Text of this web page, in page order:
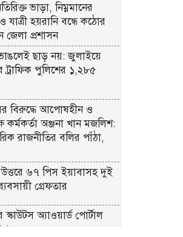
ভাড়া, নিম্নমানের
যাত্রী হয়রানি বন্ধে কঠোর
জেলা প্রশাসন
ছাড় নয়: জুলাইয়ে
ট্রাফিক পুলিশের ১,২৮৫
বিরুদ্ধে আপোষহীন ও
কর্মকর্তা অঞ্জনা খান মজলিশ:
রাজনীতির বলির পাঁঠা,
৬৭ পিস ইয়াবাসহ দুই
গ্রেফতার
স্কাউটস অ্যাওয়ার্ড পোর্টাল